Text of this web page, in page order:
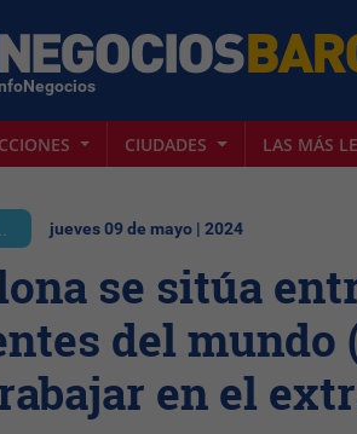
CIUDADES LAS MÁS
jueves 09 de mayo | 2024
se sitúa
del mundo
en el